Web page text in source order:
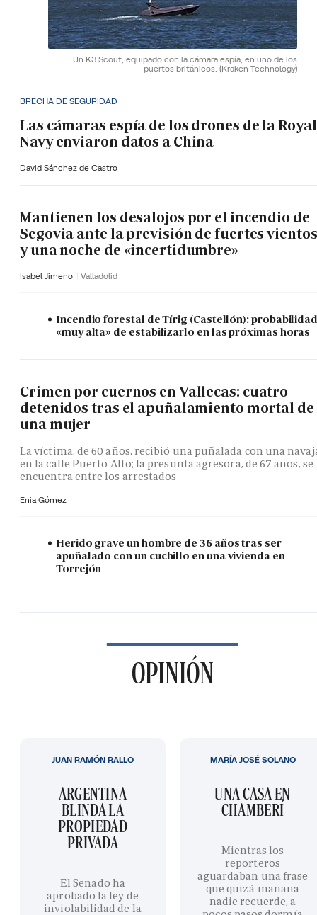
Un K3 Scout, equipado con la cámara espía, en uno de los
puertos británicos. (Kraken Technology)
BRECHA DE SEGURIDAD
Las cámaras espía de los drones de la Royal
Navy enviaron datos a China
David Sánchez de Castro
Mantienen los desalojos por el incendio de
Segovia ante la previsión de fuertes vientos
y una noche de «incertidumbre»
Isabel Jimeno Valladolid
Incendio forestal de Tírig (Castellón):
«muy alta» de estabilizarlo en las próximas horas
Crimen por cuernos en Vallecas: cuatro
detenidos tras el apuñalamiento mortal de
una mujer
La víctima, de 60 años, recibió una puñalada con una
en la calle Puerto Alto; la presunta agresora, de 67 años, se
encuentra entre los arrestados
Enia Gómez
Herido grave un hombre de 36 años tras ser
apuñalado con un cuchillo en una vivienda en
Torrejón
OPINIÓN
ARGENTINA
BLINDA LA
PROPIEDAD
PRIVADA
El Senado ha
aprobado la ley de
inviolabilidad de la
JUAN RAMÓN RALLO
UNA CASA EN
CHAMBERÍ
Mientras los
reporteros
aguardaban una frase
que quizá mañana
nadie recuerde, a
MARÍA JOSÉ SOLANO